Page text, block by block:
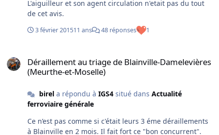
L'aiguilleur et son agent circulation n'etait pas du tout
de cet avis.
3 février 201511 ans 48 réponses 1
Déraillement au triage de Blainville-Damelevières
(Meurthe-et-Moselle)
birela répondu à IGS4situé dans Actualité
ferroviaire générale
Ce n’est pas comme si c'était leurs 3 éme déraillements
à Blainville en 2 mois. Il fait fort ce "bon concurrent".